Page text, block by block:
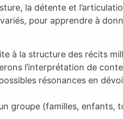
la détente et
pour apprendre à
à la structure des récits
l’interprétation de
possibles résonances en
groupe (familles,